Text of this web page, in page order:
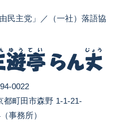
民主党」／（一社）落語協
0022
都町田市森野 1-1-21-
事務所）